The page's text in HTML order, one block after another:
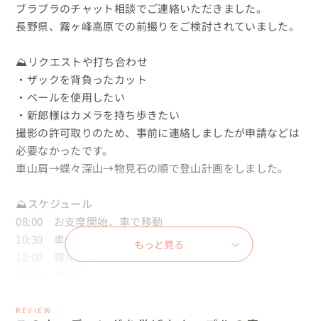
ブラプラのチャット相談でご連絡いただきました。
長野県、霧ヶ峰高原での前撮りをご検討されていました。
⛰リクエストや打ち合わせ
・ザックを背負ったカット
・ベールを使用したい
・新郎様はカメラを持ち歩きたい
撮影の許可取りのため、事前に連絡しましたが申請などは
必要なかったです。
車山肩→蝶々深山→物見石の順で登山計画をしました。
⛰スケジュール
08:00　お支度開始、車で移動
10:30　車山肩で撮影開始
12:00　蝶々深山、休憩
16:30　車山肩駐車場で解散
もっと見る
REVIEW